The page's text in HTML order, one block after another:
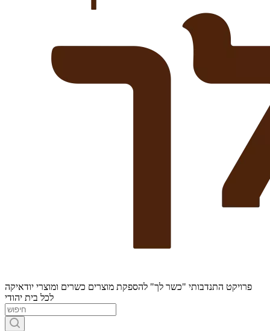
פרויקט התנדבותי "כשר לך" להספקת מוצרים כשרים ומוצרי יודאיקה
לכל בית יהודי